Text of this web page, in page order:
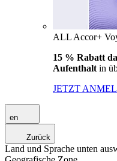
ALL Accor+
15 % Rabatt
Aufenthalt in
JETZT
en
Zurück
Land und Sprache unten